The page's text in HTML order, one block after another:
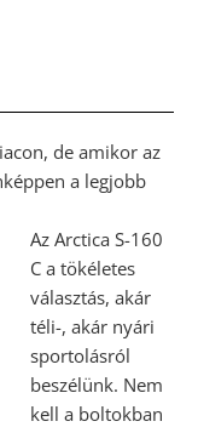
de amikor az
a legjobb
Az Arctica S-160
C a tökéletes
választás, akár
téli-, akár nyári
sportolásról
beszélünk. Nem
kell a boltokban